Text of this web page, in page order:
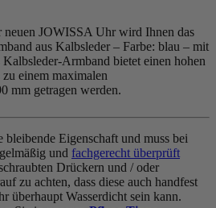
neuen JOWISSA Uhr wird Ihnen das
aus Kalbsleder – Farbe: blau – mit
Armband bietet einen hohen
einem maximalen
mm getragen werden.
Eigenschaft und muss bei
und fachgerecht überprüft
Drückern und / oder
zu achten, dass diese auch handfest
überhaupt Wasserdicht sein kann.